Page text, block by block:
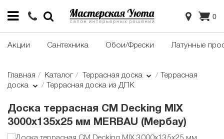
0
Акции Сантехника Обои/Фрески Латунные
Главная Каталог Террасная доска
Террасная
доска
Террасная доска из ДПК
Доска террасная CM Decking MIX
3000х135х25 мм MERBAU (Мербау)